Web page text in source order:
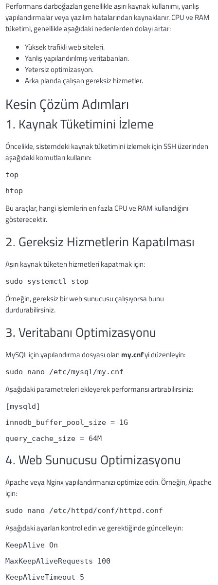
Performans darboğazları genellikle aşırı kaynak kullanımı, yanlış
yapılandırmalar veya yazılım hatalarından kaynaklanır. CPU ve RAM
tüketimi, genellikle aşağıdaki nedenlerden dolayı artar:
Yüksek trafikli web siteleri.
Yanlış yapılandırılmış veritabanları.
Yetersiz optimizasyon.
Arka planda çalışan gereksiz hizmetler.
Kesin Çözüm Adımları
1. Kaynak Tüketimini İzleme
Öncelikle, sistemdeki kaynak tüketimini izlemek için SSH üzerinden
aşağıdaki komutları kullanın:
top
htop
Bu araçlar, hangi işlemlerin en fazla CPU ve RAM kullandığını
gösterecektir.
2. Gereksiz Hizmetlerin Kapatılması
Aşırı kaynak tüketen hizmetleri kapatmak için:
sudo systemctl stop
Örneğin, gereksiz bir web sunucusu çalışıyorsa bunu
durdurabilirsiniz.
3. Veritabanı Optimizasyonu
MySQL için yapılandırma dosyası olan my.cnf'yi düzenleyin:
sudo nano /etc/mysql/my.cnf
Aşağıdaki parametreleri ekleyerek performansı artırabilirsiniz:
[mysqld]
innodb_buffer_pool_size = 1G
query_cache_size = 64M
4. Web Sunucusu Optimizasyonu
Apache veya Nginx yapılandırmanızı optimize edin. Örneğin, Apache
için:
sudo nano /etc/httpd/conf/httpd.conf
Aşağıdaki ayarları kontrol edin ve gerektiğinde güncelleyin:
KeepAlive On
MaxKeepAliveRequests 100
KeepAliveTimeout 5